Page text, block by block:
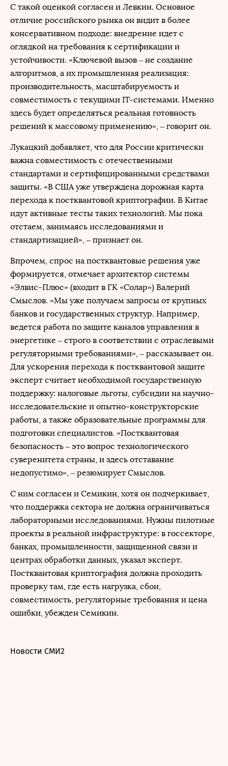
С такой оценкой согласен и Левкин. Основное
отличие российского рынка он видит в более
консервативном подходе: внедрение идет с
оглядкой на требования к сертификации и
устойчивости. «Ключевой вызов – не создание
алгоритмов, а их промышленная реализация:
производительность, масштабируемость и
совместимость с текущими IT-системами. Именно
здесь будет определяться реальная готовность
решений к массовому применению», – говорит он.
Лукацкий добавляет, что для России критически
важна совместимость с отечественными
стандартами и сертифицированными средствами
защиты. «В США уже утверждена дорожная карта
перехода к постквантовой криптографии. В Китае
идут активные тесты таких технологий. Мы пока
отстаем, занимаясь исследованиями и
стандартизацией», – признает он.
Впрочем, спрос на постквантовые решения уже
формируется, отмечает архитектор системы
«Элвис-Плюс» (входит в ГК «Солар») Валерий
Смыслов. «Мы уже получаем запросы от крупных
банков и государственных структур. Например,
ведется работа по защите каналов управления в
энергетике – строго в соответствии с отраслевыми
регуляторными требованиями», – рассказывает он.
Для ускорения перехода к постквантовой защите
эксперт считает необходимой государственную
поддержку: налоговые льготы, субсидии на научно-
исследовательские и опытно-конструкторские
работы, а также образовательные программы для
подготовки специалистов. «Постквантовая
безопасность – это вопрос технологического
суверенитета страны, и здесь отставание
недопустимо», – резюмирует Смыслов.
С ним согласен и Семикин, хотя он подчеркивает,
что поддержка сектора не должна ограничиваться
лабораторными исследованиями. Нужны пилотные
проекты в реальной инфраструктуре: в госсекторе,
банках, промышленности, защищенной связи и
центрах обработки данных, указал эксперт.
Постквантовая криптография должна проходить
проверку там, где есть нагрузка, сбои,
совместимость, регуляторные требования и цена
ошибки, убежден Семикин.
Новости СМИ2